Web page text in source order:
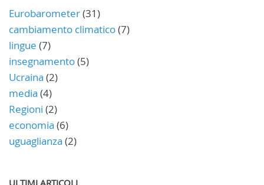
Eurobarometer(31)
cambiamento climatico(7)
lingue (7)
insegnamento(5)
Ucraina (2)
media (4)
Regioni (2)
economia (6)
uguaglianza (2)